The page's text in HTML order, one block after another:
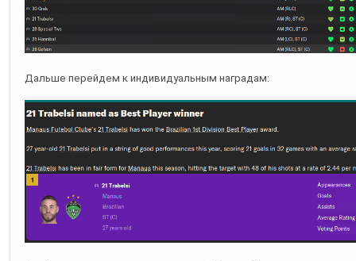
Дальше перейдем к индивидуальным наградам: